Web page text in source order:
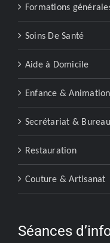
Formations
Soins De Santé
Aide à Domicile
Enfance & Animation
Secrétariat &
Restauration
Couture & Artisanat
Séances